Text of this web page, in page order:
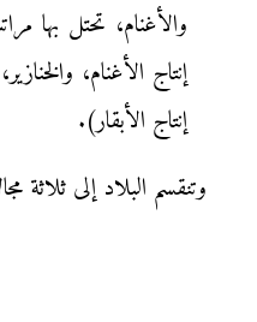
والأغنام، تحتل بها
إنتاج الأغنام،
إنتاج الأبقار).
وتنقسم البلاد إلى